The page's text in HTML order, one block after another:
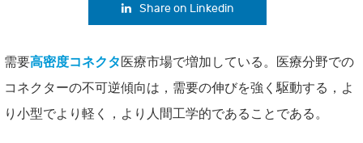
Share on Linkedin
需要高密度コネクタ 医療市場で増加している。医療分野での
コネクターの不可逆傾向は，需要の伸びを強く駆動する，よ
り小型でより軽く，より人間工学的であることである。